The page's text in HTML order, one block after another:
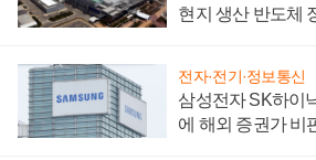
현지 생산 반도체
전자·전기·정보통신
삼성전자 SK하이
에 해외 증권가 비